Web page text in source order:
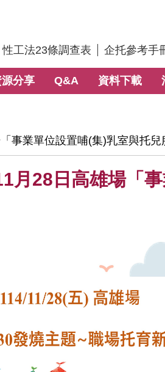
:::
性工法23條調查表 企托參考手
源分享 Q&A 資料下載
事業單位設置哺(集)乳室與托兒
月28日高雄場「